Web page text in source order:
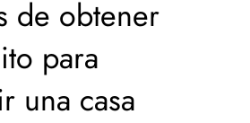
de obtener
para
una casa